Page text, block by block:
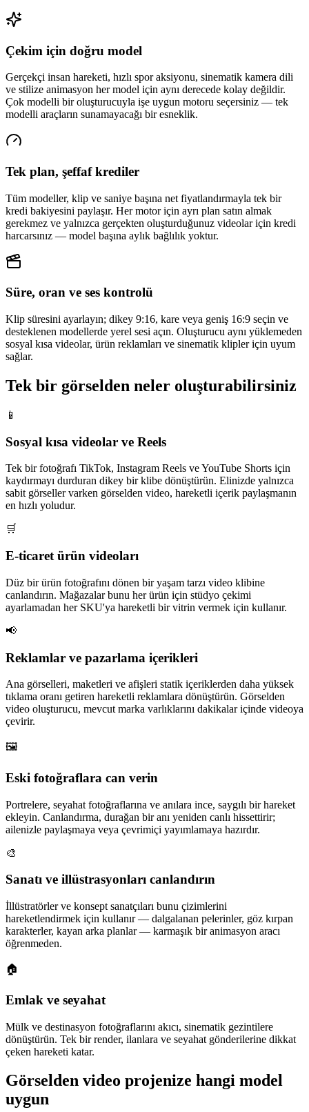
Çekim için doğru model
Gerçekçi insan hareketi, hızlı spor aksiyonu, sinematik kamera dili
ve stilize animasyon her model için aynı derecede kolay değildir.
Çok modelli bir oluşturucuyla işe uygun motoru seçersiniz — tek
modelli araçların sunamayacağı bir esneklik.
Tek plan, şeffaf krediler
Tüm modeller, klip ve saniye başına net fiyatlandırmayla tek bir
kredi bakiyesini paylaşır. Her motor için ayrı plan satın almak
gerekmez ve yalnızca gerçekten oluşturduğunuz videolar için kredi
harcarsınız — model başına aylık bağlılık yoktur.
Süre, oran ve ses kontrolü
Klip süresini ayarlayın; dikey 9:16, kare veya geniş 16:9 seçin ve
desteklenen modellerde yerel sesi açın. Oluşturucu aynı yüklemeden
sosyal kısa videolar, ürün reklamları ve sinematik klipler için uyum
sağlar.
Tek bir görselden neler oluşturabilirsiniz
📱
Sosyal kısa videolar ve Reels
Tek bir fotoğrafı TikTok, Instagram Reels ve YouTube Shorts için
kaydırmayı durduran dikey bir klibe dönüştürün. Elinizde yalnızca
sabit görseller varken görselden video, hareketli içerik paylaşmanın
en hızlı yoludur.
🛒
E-ticaret ürün videoları
Düz bir ürün fotoğrafını dönen bir yaşam tarzı video klibine
canlandırın. Mağazalar bunu her ürün için stüdyo çekimi
ayarlamadan her SKU'ya hareketli bir vitrin vermek için kullanır.
📢
Reklamlar ve pazarlama içerikleri
Ana görselleri, maketleri ve afişleri statik içeriklerden daha yüksek
tıklama oranı getiren hareketli reklamlara dönüştürün. Görselden
video oluşturucu, mevcut marka varlıklarını dakikalar içinde videoya
çevirir.
🖼️
Eski fotoğraflara can verin
Portrelere, seyahat fotoğraflarına ve anılara ince, saygılı bir hareket
ekleyin. Canlandırma, durağan bir anı yeniden canlı hissettirir;
ailenizle paylaşmaya veya çevrimiçi yayımlamaya hazırdır.
🎨
Sanatı ve illüstrasyonları canlandırın
İllüstratörler ve konsept sanatçıları bunu çizimlerini
hareketlendirmek için kullanır — dalgalanan pelerinler, göz kırpan
karakterler, kayan arka planlar — karmaşık bir animasyon aracı
öğrenmeden.
🏠
Emlak ve seyahat
Mülk ve destinasyon fotoğraflarını akıcı, sinematik gezintilere
dönüştürün. Tek bir render, ilanlara ve seyahat gönderilerine dikkat
çeken hareketi katar.
Görselden video projenize hangi model
uygun